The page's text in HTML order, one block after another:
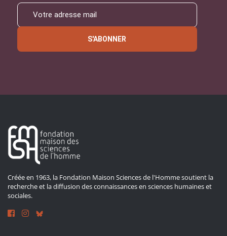
S'ABONNER
Créée en 1963, la Fondation Maison Sciences de l'Homme soutient la
recherche et la diffusion des connaissances en sciences humaines et
sociales.